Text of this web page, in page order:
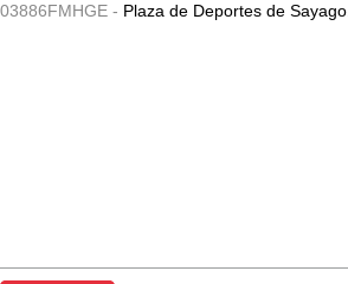
03886FMHGE - Plaza de Deportes de Sayago.